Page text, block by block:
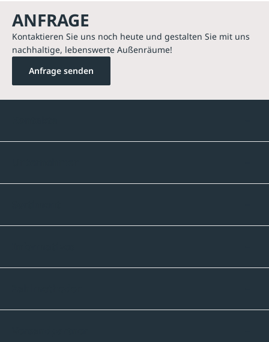
ANFRAGE
Kontaktieren Sie uns noch heute und gestalten Sie mit uns
nachhaltige, lebenswerte Außenräume!
Anfrage senden